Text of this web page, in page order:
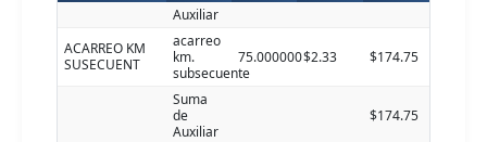
Auxiliar
ACARREO KM
SUSECUENT
acarreo
km.
subsecuente
75.000000$2.33 $174.75
Suma
de
Auxiliar
$174.75